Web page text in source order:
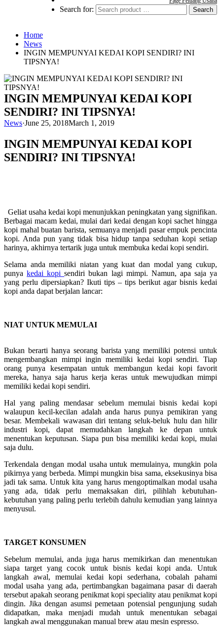
Search for:
Home
News
INGIN MEMPUNYAI KEDAI KOPI SENDIRI? INI
TIPSNYA!
INGIN MEMPUNYAI KEDAI KOPI
SENDIRI? INI TIPSNYA!
News·June 25, 2018March 1, 2019
INGIN MEMPUNYAI KEDAI KOPI
SENDIRI? INI TIPSNYA!
Geliat usaha kedai kopi menunjukkan peningkatan yang signifikan.
Berbagai macam kedai, mulai dari kedai dengan kopi sachet hingga
kopi mahal buatan barista, semuanya menjadi pasar empuk pencinta
kopi. Anda pun yang tidak bisa hidup tanpa seduhan kopi setiap
harinya, akhirnya tertarik juga untuk membuka kedai kopi sendiri.
Selama anda memiliki niatan yang kuat dan modal yang cukup,
punyakedai kopisendiri bukan lagi mimpi. Namun, apa saja ya
yang perlu dipersiapkan? Ikuti tips – tips berikut agar bisnis kedai
kopi anda dapat berjalan lancar:
NIAT UNTUK MEMULAI
Bukan berarti hanya seorang barista yang memiliki potensi untuk
mengembangkan mimpi ingin memiliki kedai kopi sendiri. Tiap
orang punya kesempatan untuk membangun kedai kopi favorit
mereka, hanya saja harus kerja keras untuk mewujudkan mimpi
memiliki kedai kopi sendiri.
Hal yang paling mendasar sebelum memulai bisnis kedai kopi
walaupun kecil-kecilan adalah anda harus punya pemikiran yang
besar. Membekali wawasan diri tentang seluk-beluk hulu dan hilir
industri kopi, dapat memudahkan langkah ke depan untuk
menentukan keputusan. Siapa pun bisa memiliki kedai kopi, mulai
saja dulu.
Terkendala dengan modal usaha untuk memulainya, mungkin pola
pikirnya yang berbeda. Mimpi mungkin bisa sama, eksekusinya bisa
jadi tak sama. Untuk kita yang harus mengoptimalkan modal usaha
yang ada, tidak perlu memaksakan diri, pilihlah kebutuhan-
kebutuhan yang paling perlu terlebih dahulu kemudian yang lainnya
menyusul.
TARGET KONSUMEN
Sebelum memulai, anda juga harus memikirkan dan menentukan
siapa target yang cocok untuk bisnis kedai kopi anda. Untuk
langkah awal, memulai kedai kopi sederhana, cobalah pahami
modal usaha yang ada, pertimbangkan bagaimana pasar di daerah
tersebut apakah seorang penikmat kopi speciality atau penikmat kopi
dingin. Jika dengan asumsi pemetaan potensial pengunjung sudah
didapatkan, maka menjadi mudah untuk menentukan sebagai
langkah awal menggunakan manual brew atau mesin espresso.